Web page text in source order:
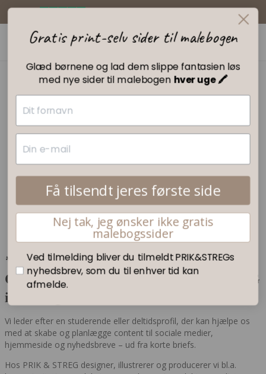
5/5 stjerner ∙ GRATIS fragt fra 399,-
Content creator søges
*Stillingen er blevet besat*
Content creator søges til PRIK & STREG
i Kolding
Vi leder efter en studerende eller deltidsprofil, der kan hjælpe os
med at skabe og planlægge content til sociale medier,
hjemmeside og nyhedsbreve – ud fra korte briefs.
Hos PRIK & STREG designer, illustrerer og producerer vi bl.a.
Gratis print-selv sider til malebogen
Glæd børnene og lad dem slippe fantasien løs
med nye sider til malebogen hver uge 🖍️
Få tilsendt jeres første side
Nej tak, jeg ønsker ikke gratis
malebogssider
Ved tilmelding bliver du tilmeldt PRIK&STREGs
nyhedsbrev, som du til enhver tid kan
afmelde.